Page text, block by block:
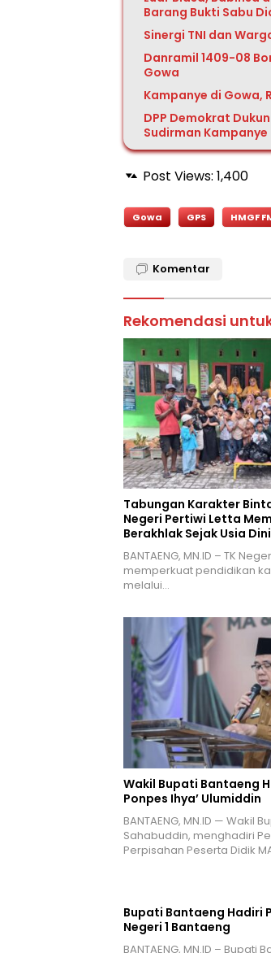
Barang Bukti Sabu
Sinergi TNI dan
Danramil 1409-08
Gowa
Kampanye di Gowa,
DPP Demokrat
Sudirman Kampanye
Post Views: 1,400
Gowa GPS HMGF
Komentar
Rekomendasi
Tabungan Karakter
Negeri Pertiwi Letta
Berakhlak Sejak Usia Dini
BANTAENG, MN.ID – TK
memperkuat pendidikan
melalui…
Wakil Bupati Bantaeng
Ponpes Ihya’ Ulumiddin
BANTAENG, MN.ID — Wakil
Sahabuddin, menghadiri
Perpisahan Peserta Didik
Bupati Bantaeng Hadiri
Negeri 1 Bantaeng
BANTAENG, MN.ID – Bupati